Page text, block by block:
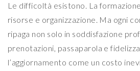
Le difficoltà esistono. La
risorse e organizzazione. Ma ogni
ripaga non solo in soddisfazione
prenotazioni, passaparola e
l’aggiornamento come un costo